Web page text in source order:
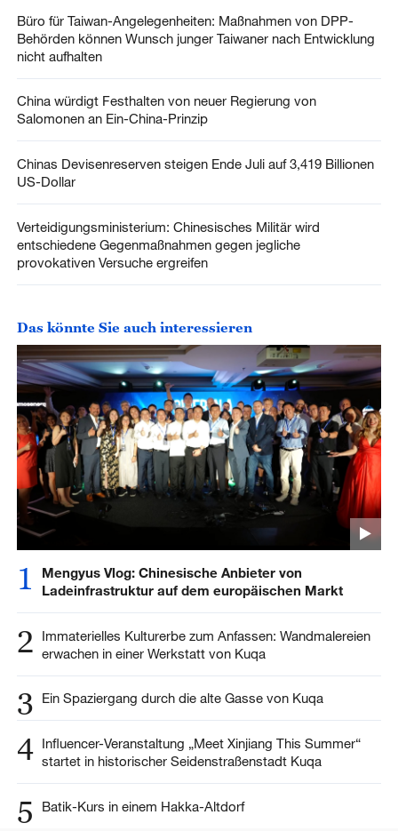
Büro für Taiwan-Angelegenheiten: Maßnahmen von DPP-
Behörden können Wunsch junger Taiwaner nach Entwicklung
nicht aufhalten
China würdigt Festhalten von neuer Regierung von
Salomonen an Ein-China-Prinzip
Chinas Devisenreserven steigen Ende Juli auf 3,419 Billionen
US-Dollar
Verteidigungsministerium: Chinesisches Militär wird
entschiedene Gegenmaßnahmen gegen jegliche
provokativen Versuche ergreifen
Das könnte Sie auch interessieren
1
Mengyus Vlog: Chinesische Anbieter von
Ladeinfrastruktur auf dem europäischen Markt
2
Immaterielles Kulturerbe zum Anfassen: Wandmalereien
erwachen in einer Werkstatt von Kuqa
3 Ein Spaziergang durch die alte Gasse von Kuqa
4 Influencer-Veranstaltung „Meet Xinjiang This Summer“
startet in historischer Seidenstraßenstadt Kuqa
5 Batik-Kurs in einem Hakka-Altdorf